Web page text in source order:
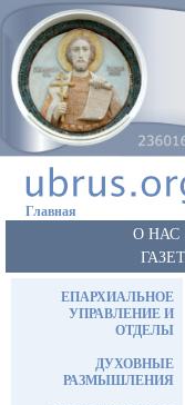
Главная
О НАС
ЕПАРХИАЛЬНОЕ
УПРАВЛЕНИЕ И
ОТДЕЛЫ
ДУХОВНЫЕ
РАЗМЫШЛЕНИЯ